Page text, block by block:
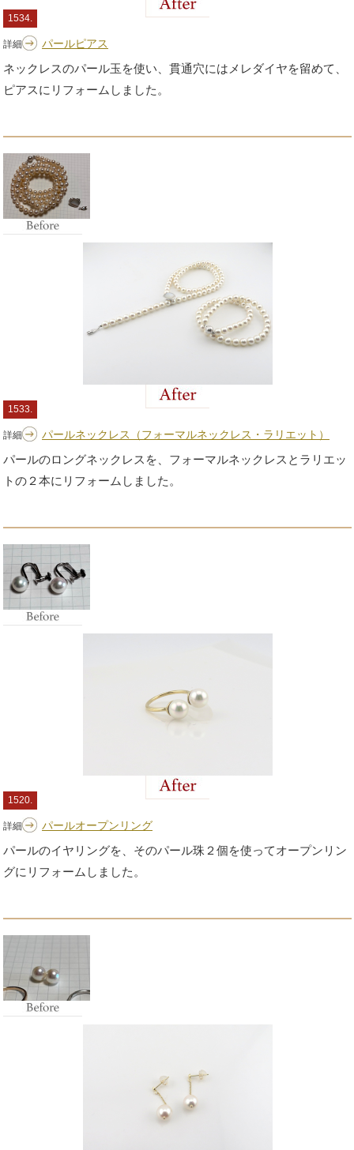
1534.
詳細 パールピアス
ネックレスのパール玉を使い、貫通穴にはメレダイヤを留めて、
ピアスにリフォームしました。
1533.
詳細 パールネックレス（フォーマルネックレス・ラリエット）
パールのロングネックレスを、フォーマルネックレスとラリエッ
トの２本にリフォームしました。
1520.
詳細 パールオープンリング
パールのイヤリングを、そのパール珠２個を使ってオープンリン
グにリフォームしました。